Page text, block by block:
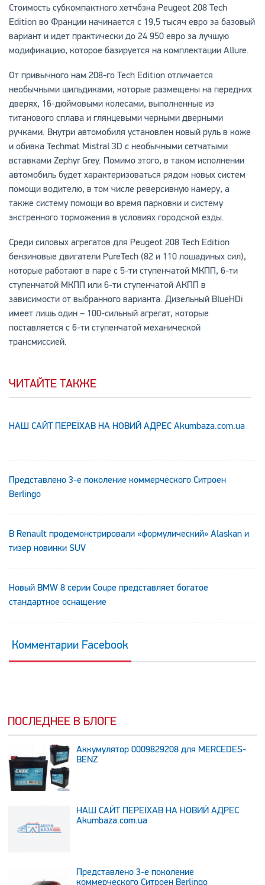
Стоимость субкомпактного хетчбэка Peugeot 208 Tech
Edition во Франции начинается с 19,5 тысяч евро за базовый
вариант и идет практически до 24 950 евро за лучшую
модификацию, которое базируется на комплектации Allure.
От привычного нам 208-го Tech Edition отличается
необычными шильдиками, которые размещены на передних
дверях, 16-дюймовыми колесами, выполненные из
титанового сплава и глянцевыми черными дверными
ручками. Внутри автомобиля установлен новый руль в коже
и обивка Techmat Mistral 3D с необычными сетчатыми
вставками Zephyr Grey. Помимо этого, в таком исполнении
автомобиль будет характеризоваться рядом новых систем
помощи водителю, в том числе реверсивную камеру, а
также систему помощи во время парковки и систему
экстренного торможения в условиях городской езды.
Среди силовых агрегатов для Peugeot 208 Tech Edition
бензиновые двигатели PureTech (82 и 110 лошадиных сил),
которые работают в паре с 5-ти ступенчатой МКПП, 6-ти
ступенчатой МКПП или 6-ти ступенчатой АКПП в
зависимости от выбранного варианта. Дизельный BlueHDi
имеет лишь один – 100-сильный агрегат, которые
поставляется с 6-ти ступенчатой механической
трансмиссией.
ЧИТАЙТЕ ТАКЖЕ
НАШ САЙТ ПЕРЕЇХАВ НА НОВИЙ АДРЕС Аkumbaza.com.ua
Представлено 3-е поколение коммерческого Ситроен
Berlingo
В Renault продемонстрировали «формулический» Alaskan и
тизер новинки SUV
Новый BMW 8 серии Coupe представляет богатое
стандартное оснащение
Комментарии Facebook
ПОСЛЕДНЕЕ В БЛОГЕ
Аккумулятор 0009829208 для MERCEDES-
BENZ
НАШ САЙТ ПЕРЕЇХАВ НА НОВИЙ АДРЕС
Аkumbaza.com.ua
Представлено 3-е поколение
коммерческого Ситроен Berlingo